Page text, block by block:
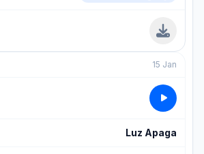
15 Jan
Luz Apaga